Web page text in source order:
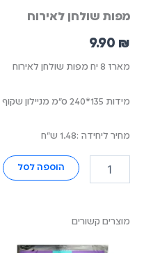
מפות שולחן לאירוח
9.90 ₪
מארז 8 יח מפות שולחן לאירוח
מידות 135*240 ס"מ מניילון שקוף חזק ועמיד
מחיר ליחידה :1.48 ש"ח
הוספה לסל
מוצרים קשורים